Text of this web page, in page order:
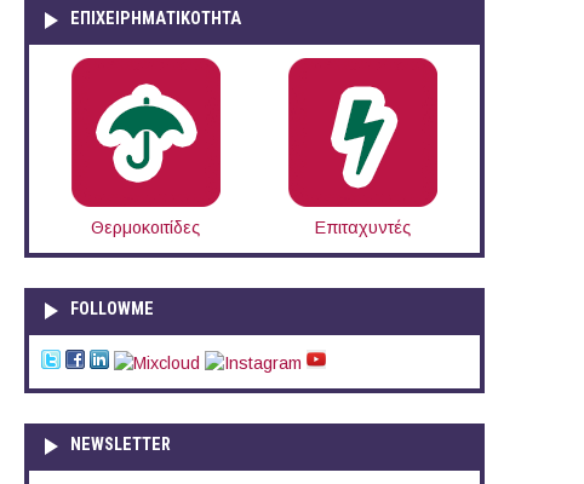
ΕΠΙΧΕΙΡΗΜΑΤΙΚΟΤΗΤΑ
Θερμοκοιτίδες Επιταχυντές
FOLLOWME
NEWSLETTER